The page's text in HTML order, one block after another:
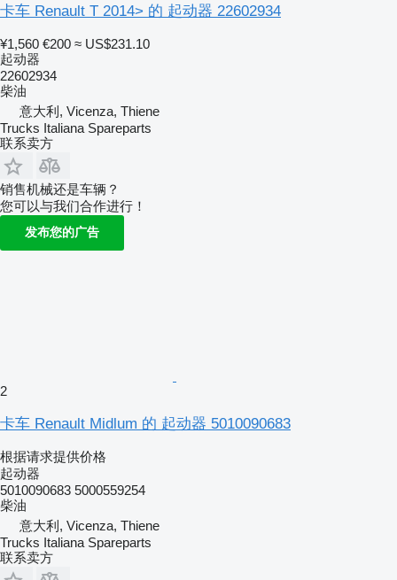
卡车 Renault T 2014> 的 起动器 22602934
¥1,560 €200 ≈ US$231.10
起动器
22602934
柴油
意大利, Vicenza, Thiene
Trucks Italiana Spareparts
联系卖方
销售机械还是车辆？
您可以与我们合作进行！
发布您的广告
2
卡车 Renault Midlum 的 起动器 5010090683
根据请求提供价格
起动器
5010090683 5000559254
柴油
意大利, Vicenza, Thiene
Trucks Italiana Spareparts
联系卖方